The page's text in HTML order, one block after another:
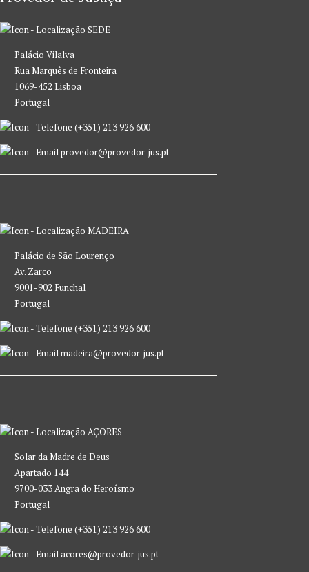
SEDE
Palácio Vilalva
Rua Marquês de Fronteira
1069-452 Lisboa
Portugal
(+351) 213 926 600
provedor@provedor-jus.pt
MADEIRA
Palácio de São Lourenço
Av. Zarco
9001-902 Funchal
Portugal
(+351) 213 926 600
madeira@provedor-jus.pt
AÇORES
Solar da Madre de Deus
Apartado 144
9700-033 Angra do Heroísmo
Portugal
(+351) 213 926 600
acores@provedor-jus.pt